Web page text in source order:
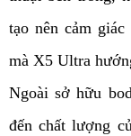
tạo nên cảm
mà X5 Ultra
Ngoài sở hữu
đến chất lượng